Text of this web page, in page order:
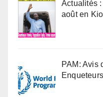
Actualités
août en
PAM: Avis
Enqueteurs